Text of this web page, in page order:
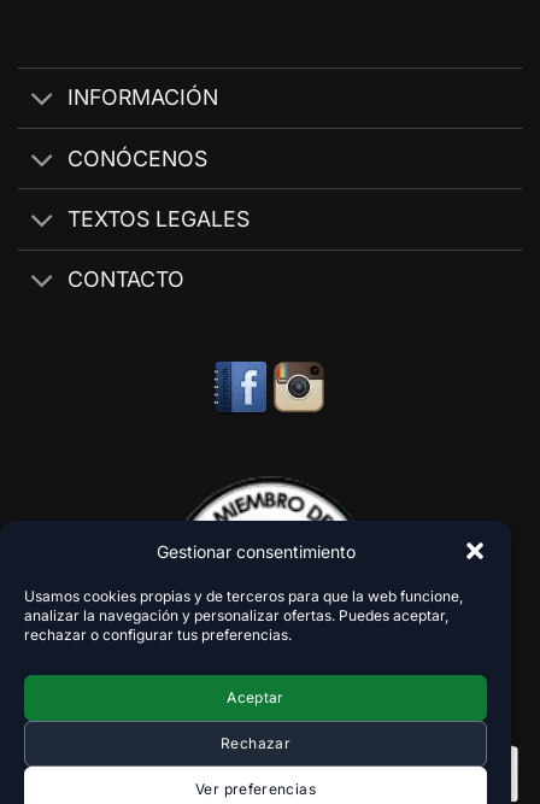
Gestionar consentimiento
Usamos cookies propias y de terceros para que la web funcione,
analizar la navegación y personalizar ofertas. Puedes aceptar,
rechazar o configurar tus preferencias.
Aceptar
Rechazar
Ver preferencias
INFORMACIÓN
CONÓCENOS
TEXTOS LEGALES
CONTACTO